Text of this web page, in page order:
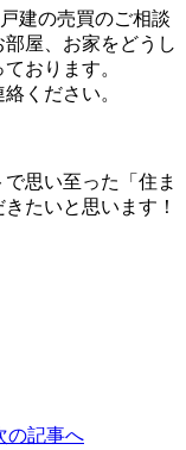
建の売買のご相談
屋、お家をどうし
おります。
ください。
思い至った「住ま
たいと思います！
の記事へ